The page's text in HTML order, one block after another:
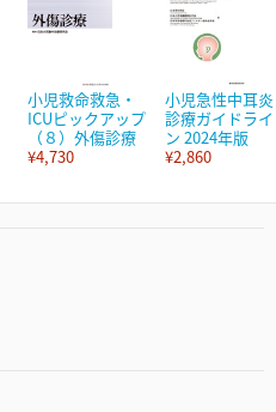
小児救命救急・
ICUピックアップ
（８）外傷診療
¥4,730
小児急性中耳炎
診療ガイドライ
ン 2024年版
¥2,860